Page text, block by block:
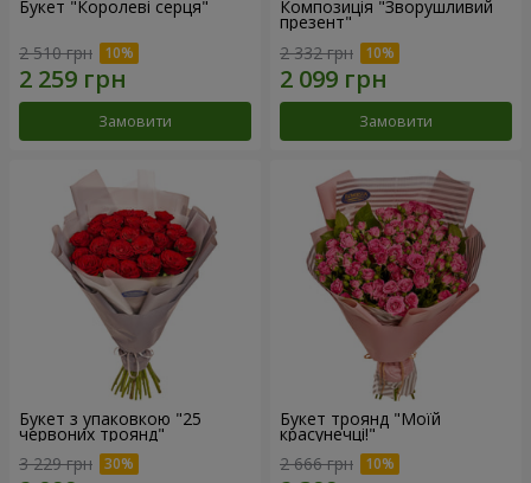
Букет "Королеві серця"
2 510 грн
Замовити
Композиція "Зворушливий
презент"
2 332 грн
Замовити
Букет з упаковкою "25
червоних троянд"
3 229 грн
Букет троянд "Моїй
красунечці!"
2 666 грн